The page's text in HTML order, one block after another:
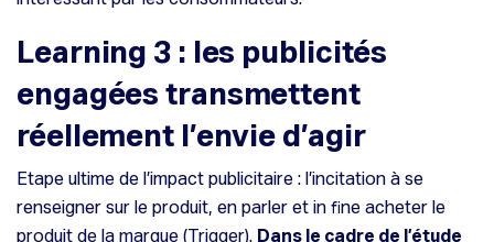
Learning 3 : les publicités
engagées transmettent
réellement l’envie d’agir
Etape ultime de l’impact publicitaire : l’incitation à se
renseigner sur le produit, en parler et in fine acheter le
produit de la marque (Trigger). Dans le cadre de l’étude